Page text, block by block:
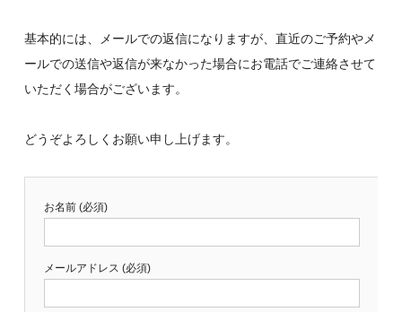
基本的には、メールでの返信になりますが、直近のご予約やメ
ールでの送信や返信が来なかった場合にお電話でご連絡させて
いただく場合がございます。
どうぞよろしくお願い申し上げます。
お名前 (必須)
メールアドレス (必須)